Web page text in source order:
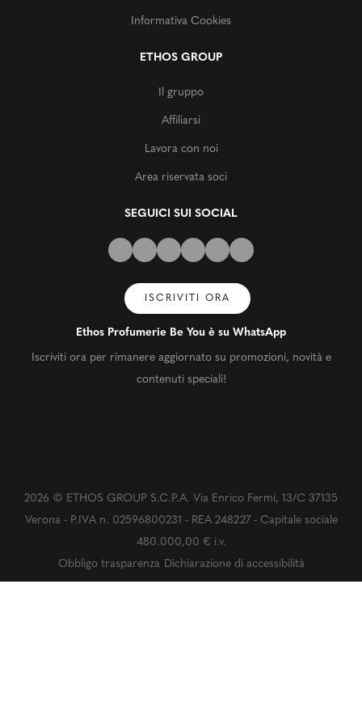
Informativa Cookies
ETHOS GROUP
Il gruppo
Affiliarsi
Lavora con noi
Area riservata soci
SEGUICI SUI SOCIAL
ISCRIVITI ORA
Ethos Profumerie Be You è su WhatsApp
Iscriviti ora per rimanere aggiornato su promozioni, novità e
contenuti speciali!
2026 © ETHOS GROUP S.C.P.A. Via Enrico Fermi, 13/C 37135
Verona - P.IVA n. 02596800231 - REA 248227 - Capitale sociale
480.000,00 € i.v.
Obbligo trasparenza Dichiarazione di accessibilità